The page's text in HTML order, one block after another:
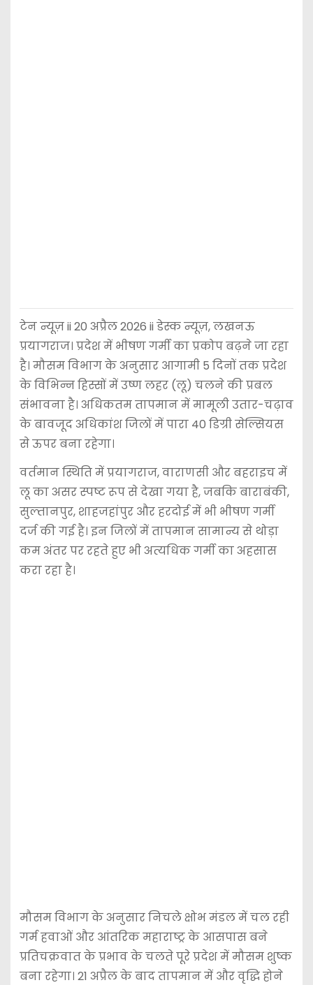
टेन न्यूज़ ii 20 अप्रैल 2026 ii डेस्क न्यूज़, लखनऊ
प्रयागराज। प्रदेश में भीषण गर्मी का प्रकोप बढ़ने जा रहा
है। मौसम विभाग के अनुसार आगामी 5 दिनों तक प्रदेश
के विभिन्न हिस्सों में उष्ण लहर (लू) चलने की प्रबल
संभावना है। अधिकतम तापमान में मामूली उतार-चढ़ाव
के बावजूद अधिकांश जिलों में पारा 40 डिग्री सेल्सियस
से ऊपर बना रहेगा।
वर्तमान स्थिति में प्रयागराज, वाराणसी और बहराइच में
लू का असर स्पष्ट रूप से देखा गया है, जबकि बाराबंकी,
सुल्तानपुर, शाहजहांपुर और हरदोई में भी भीषण गर्मी
दर्ज की गई है। इन जिलों में तापमान सामान्य से थोड़ा
कम अंतर पर रहते हुए भी अत्यधिक गर्मी का अहसास
करा रहा है।
मौसम विभाग के अनुसार निचले क्षोभ मंडल में चल रही
गर्म हवाओं और आंतरिक महाराष्ट्र के आसपास बने
प्रतिचक्रवात के प्रभाव के चलते पूरे प्रदेश में मौसम शुष्क
बना रहेगा। 21 अप्रैल के बाद तापमान में और वृद्धि होने